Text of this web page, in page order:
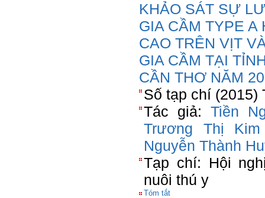
KHẢO SÁT SỰ
GIA CẦM TYPE
CAO TRÊN VỊT
GIA CẦM TẠI
CẦN THƠ NĂM
Số tạp chí (2015)
Tác giả: Tiền
Trương Thị Kim
Nguyễn Thành
Tạp chí: Hội
nuôi thú y
Tóm tắt